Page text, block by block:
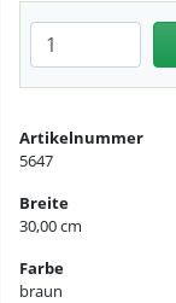
Anzahl eingeben
Artikelnummer
5647
Breite
30,00 cm
Farbe
braun